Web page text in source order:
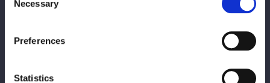
Selection
Necessary
Preferences
Statistics
※アーカイブでは制作の都合上、生配信時の内容から変更となる
【大会情報】
2026年5月23日（土）